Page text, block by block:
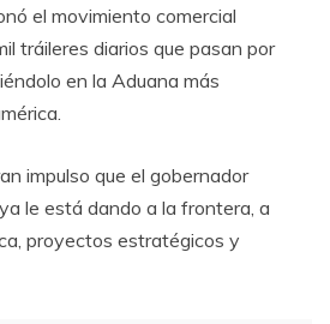
el movimiento comercial
tráileres diarios que pasan por
en la Aduana más
impulso que el gobernador
le está dando a la frontera, a
proyectos estratégicos y